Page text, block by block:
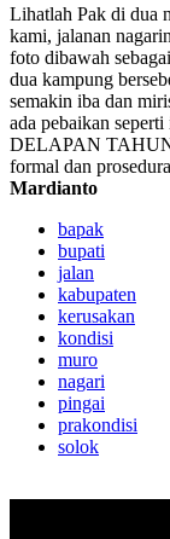
Lihatlah Pak di dua
kami, jalanan
foto dibawah
dua kampung
semakin iba dan
ada pebaikan
DELAPAN TAHUN
formal dan
Mardianto
bapak
bupati
jalan
kabupaten
kerusakan
kondisi
muro
nagari
pingai
prakondisi
solok